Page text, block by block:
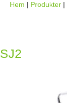
Hem | Produkter |
SJ2